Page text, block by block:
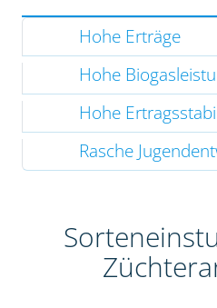
Hohe Erträge
Hohe
Hohe
Rasche